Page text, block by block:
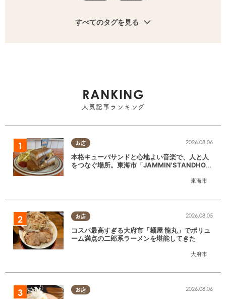
すべてのタグを見る
RANKING
人気記事ランキング
お店
東海市
2026.08.06
本格キューバサンドと心地よい音楽で、人と人
をつなぐ場所。東海市「JAMMIN'STANDHOU
お店
大府市
2026.08.05
コスパ最高すぎる大府市「麺屋 龍丸」でボリュ
ーム満点の二郎系ラーメンを堪能してきた
お店 2026.08.06